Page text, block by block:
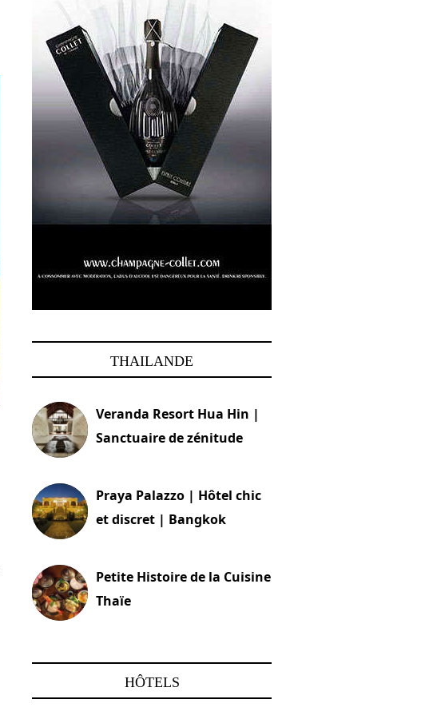
THAILANDE
Veranda Resort Hua Hin |
Sanctuaire de zénitude
Praya Palazzo | Hôtel chic
et discret | Bangkok
Petite Histoire de la Cuisine
Thaïe
HÔTELS